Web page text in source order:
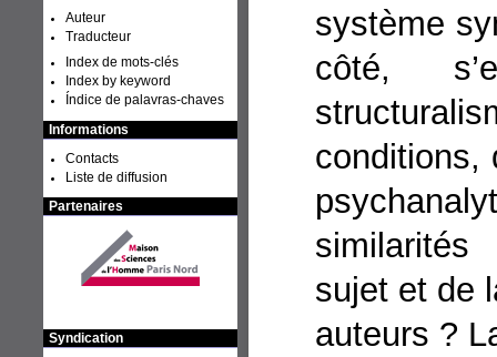
système
côté,
conditions,
sujet et de
auteurs ?
Auteur
Traducteur
Index de mots-clés
Index by keyword
Índice de palavras-chaves
Informations
Contacts
Liste de diffusion
Partenaires
Syndication